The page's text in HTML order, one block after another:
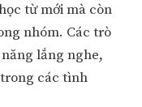
từ mới mà còn
nhóm. Các trò
lắng nghe,
các tình